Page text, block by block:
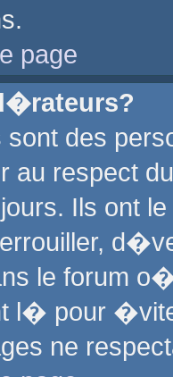
page
des
au respect
Ils ont
le forum
l� pour
ne